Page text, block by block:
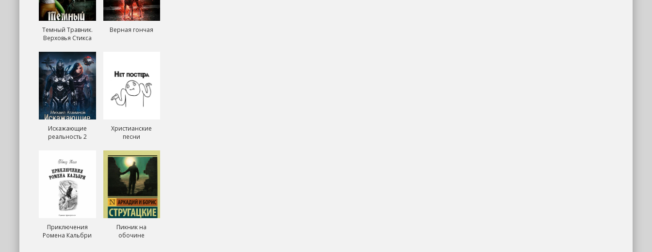
Темный Травник.
Верховья Стикса
Верная гончая
Искажающие
реальность 2
Христианские
песни
Приключения
Ромена Кальбри
Пикник на
обочине